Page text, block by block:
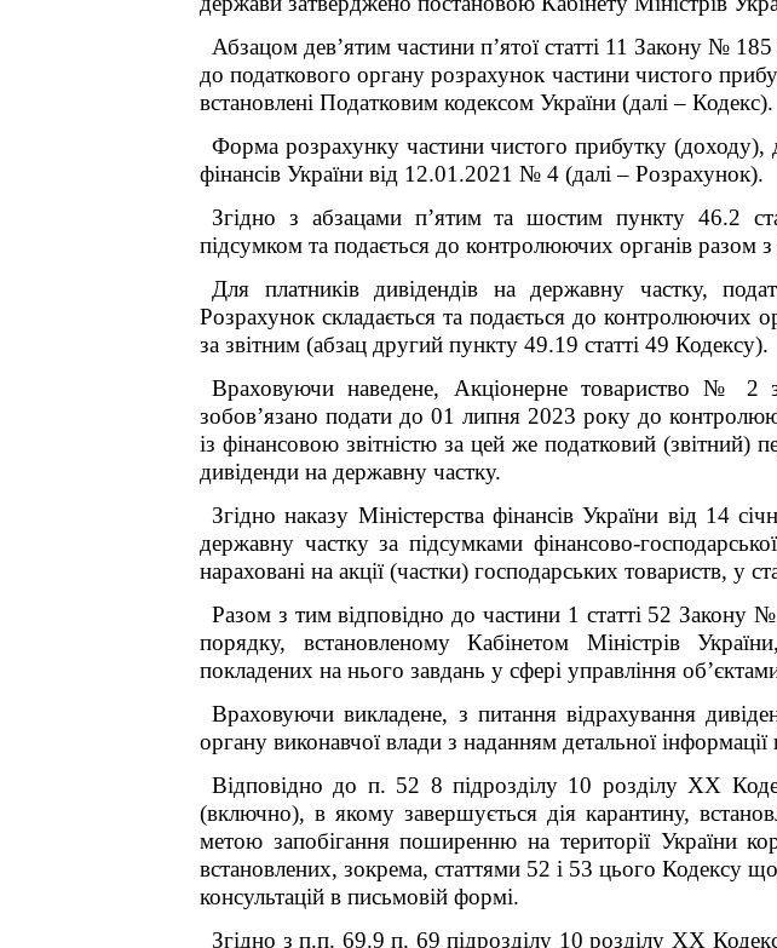
Абзацом дев’ятим частини п’ятої статті 11 Закону № 185
до податкового органу розрахунок частини чистого
встановлені Податковим кодексом України (далі – Кодекс).
Форма розрахунку частини чистого прибутку (доходу),
фінансів України від 12.01.2021 № 4 (далі – Розрахунок).
Згідно з абзацами п’ятим та шостим пункту 46.2
підсумком та подається до контролюючих органів разом
Для платників дивідендів на державну частку,
Розрахунок складається та подається до контролюючих
за звітним (абзац другий пункту 49.19 статті 49 Кодексу).
Враховуючи наведене, Акціонерне товариство № 2
зобов’язано подати до 01 липня 2023 року до
із фінансовою звітністю за цей же податковий (звітний)
дивіденди на державну частку.
Згідно наказу Міністерства фінансів України від 14
державну частку за підсумками фінансово-
нараховані на акції (частки) господарських товариств, у
Разом з тим відповідно до частини 1 статті 52 Закону №
порядку, встановленому Кабінетом Міністрів
покладених на нього завдань у сфері управління
Враховуючи викладене, з питання відрахування
органу виконавчої влади з наданням детальної
Відповідно до п. 52 8підрозділу 10 розділу ХХ
(включно), в якому завершується дія карантину,
метою запобігання поширенню на території України
встановлених, зокрема, статтями 52 і 53 цього Кодексу
консультацій в письмовій формі.
Згідно з п.п. 69.9 п. 69 підрозділу 10 розділу ХХ